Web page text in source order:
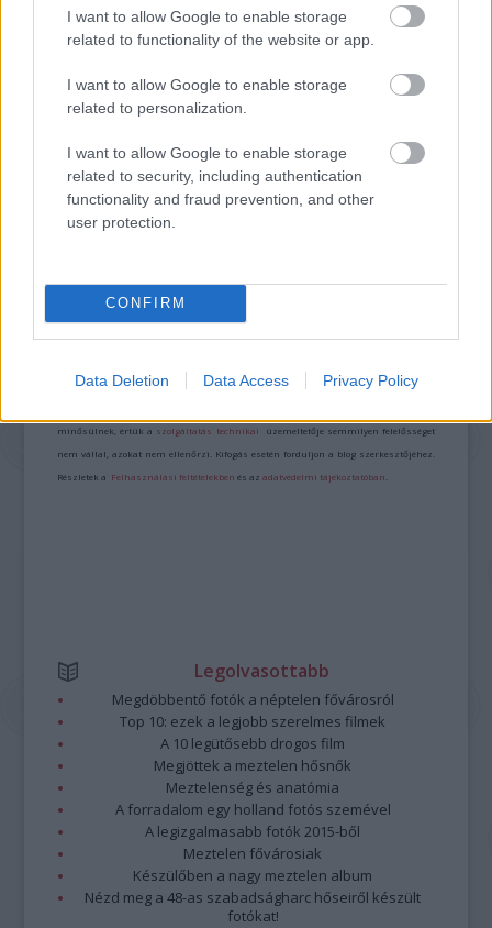
I want to allow Google to enable storage
related to functionality of the website or app.
I want to allow Google to enable storage
related to personalization.
I want to allow Google to enable storage
related to security, including authentication
functionality and fraud prevention, and other
user protection.
CONFIRM
Data Deletion Data Access Privacy Policy
VECSEI H. MIKLÓS A ZSÁMBÉKI NYÁRI
SZÍNHÁZRÓL
ERDŐ VAN IDEBENN: TÓTH MARCSI AZ ÚJ
A bejegyzés trackback címe:
Kommentek:
minősülnek, értük a szolgáltatás technikai üzemeltetője semmilyen felelősséget
nem vállal, azokat nem ellenőrzi. Kifogás esetén forduljon a blog szerkesztőjéhez.
Részletek a Felhasználási feltételekben és azadatvédelmi tájékoztatóban
Legolvasottabb
Megdöbbentő fotók a néptelen fővárosról
Top 10: ezek a legjobb szerelmes filmek
A 10 legütősebb drogos film
Megjöttek a meztelen hősnők
Meztelenség és anatómia
A forradalom egy holland fotós szemével
A legizgalmasabb fotók 2015-ből
Meztelen fővárosiak
Készülőben a nagy meztelen album
Nézd meg a 48-as szabadságharc hőseiről készült
fotókat!